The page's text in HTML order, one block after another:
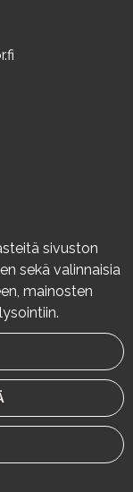
sivuston
sekä valinnaisia
mainosten